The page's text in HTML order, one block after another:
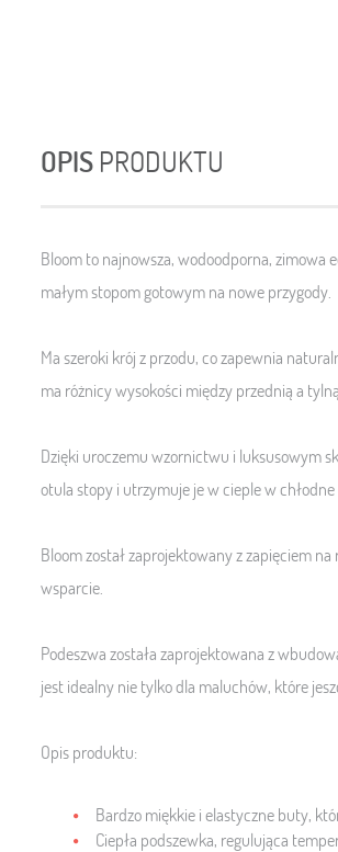
OPIS PRODUKTU
Bloom to najnowsza, wodoodporna, zimowa
małym stopom gotowym na nowe przygody.
Ma szeroki krój z przodu, co zapewnia
ma różnicy wysokości między przednią a
Dzięki uroczemu wzornictwu i luksusowym
otula stopy i utrzymuje je w cieple w chłodne
Bloom został zaprojektowany z zapięciem
wsparcie.
Podeszwa została zaprojektowana z
jest idealny nie tylko dla maluchów, które
Opis produktu:
Bardzo miękkie i elastyczne buty,
Ciepła podszewka, regulująca